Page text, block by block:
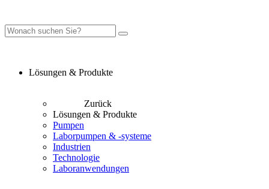
Lösungen & Produkte
Zurück
Lösungen & Produkte
Pumpen
Laborpumpen & -systeme
Industrien
Technologie
Laboranwendungen